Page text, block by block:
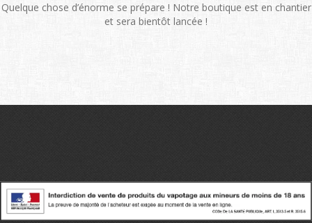
Quelque chose d’énorme se prépare ! Notre boutique est en chantier
et sera bientôt lancée !